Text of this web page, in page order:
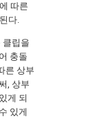
따른
다.
클립을
충돌
른 상부
, 상부
게 되
있게